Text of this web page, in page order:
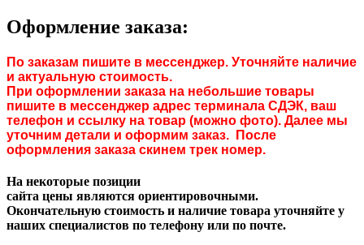
Оформление заказа:
По заказам пишите в мессенджер. Уточняйте наличие
и актуальную стоимость.
При оформлении заказа на небольшие товары
пишите в мессенджер адрес терминала СДЭК, ваш
телефон и ссылку на товар (можно фото). Далее мы
уточним детали и оформим заказ. После
оформления заказа скинем трек номер.
На некоторые позиции
сайта цены являются ориентировочными.
Окончательную стоимость и наличие товара уточняйте у
наших специалистов по телефону или по почте.